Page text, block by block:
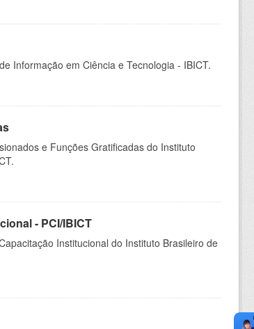
Informação em Ciência e Tecnologia - IBICT.
e Funções Gratificadas do Instituto
- PCI/IBICT
Institucional do Instituto Brasileiro de